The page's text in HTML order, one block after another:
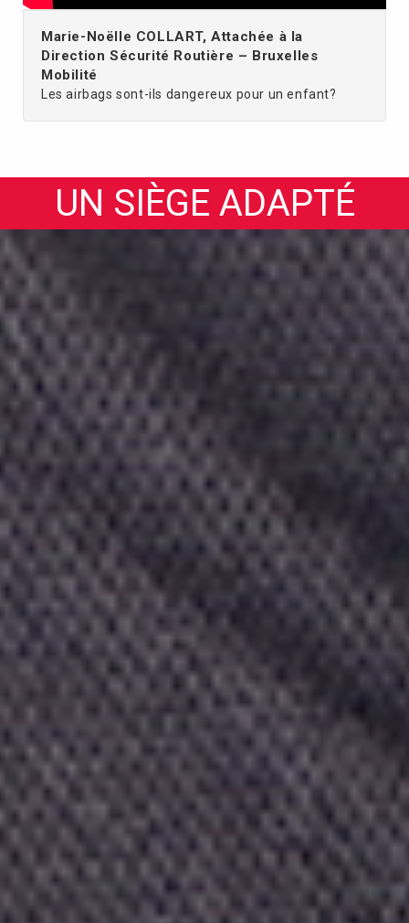
Marie-Noëlle COLLART, Attachée à la
Direction Sécurité Routière – Bruxelles
Mobilité
Les airbags sont-ils dangereux pour un enfant?
UN SIÈGE ADAPTÉ